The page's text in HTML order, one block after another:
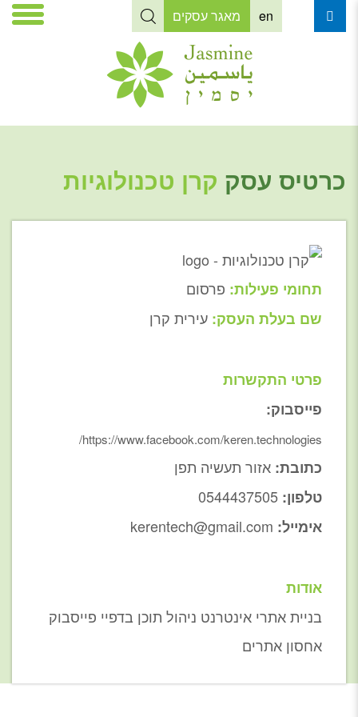
en מאגר עסקים
כרטיס עסק קרן טכנולוגיות
תחומי פעילות: פרסום
שם בעלת העסק: עירית קרן
פרטי התקשרות
פייסבוק:
https://www.facebook.com/keren.technologies/
כתובת: אזור תעשיה תפן
טלפון: 0544437505
אימייל: kerentech@gmail.com
אודות
בניית אתרי אינטרנט ניהול תוכן בדפיי פייסבוק
אחסון אתרים